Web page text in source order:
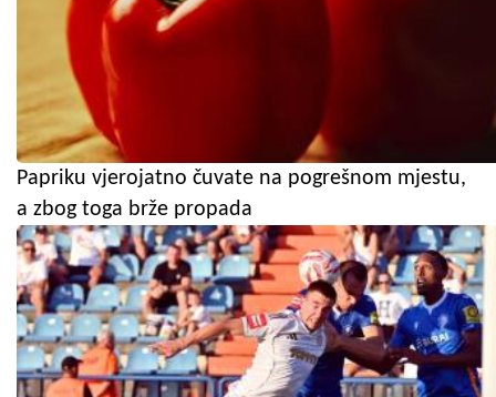
Papriku vjerojatno čuvate na pogrešnom mjestu,
a zbog toga brže propada